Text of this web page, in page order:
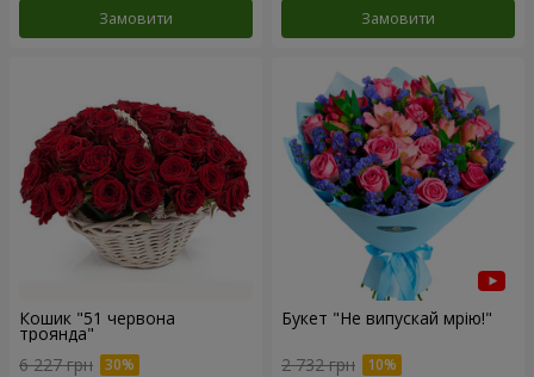
Замовити Замовити
Кошик "51 червона
троянда"
6 227 грн
Букет "Не випускай мрію!"
2 732 грн